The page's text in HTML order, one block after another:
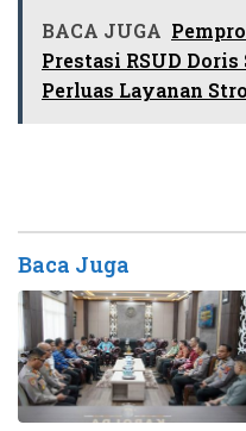
BACA JUGA
Prestasi RSUD
Perluas Layanan
Baca Juga